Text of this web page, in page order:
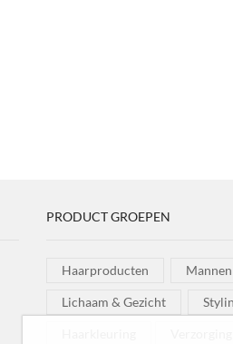
PRODUCT GROEPEN
Haarproducten Mannen
Lichaam & Gezicht